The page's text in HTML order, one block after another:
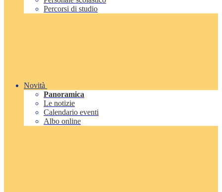
Percorsi di studio
Novità
Panoramica
Le notizie
Calendario eventi
Albo online